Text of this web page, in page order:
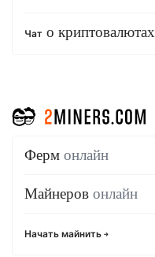
Чат о криптовалютах
Ферм онлайн
Майнеров онлайн
Начать майнить